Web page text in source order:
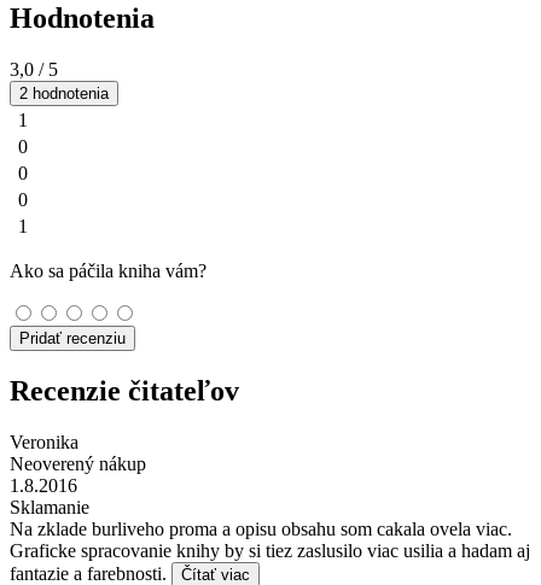
Hodnotenia
3,0 / 5
2 hodnotenia
1
0
0
0
1
Ako sa páčila kniha vám?
Pridať recenziu
Recenzie čitateľov
Veronika
Neoverený nákup
1.8.2016
Sklamanie
Na zklade burliveho proma a opisu obsahu som cakala ovela viac.
Graficke spracovanie knihy by si tiez zaslusilo viac usilia a hadam aj
fantazie a farebnosti.
Čítať viac